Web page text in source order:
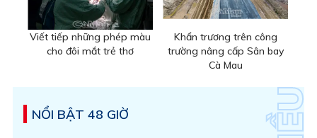
Viết tiếp những phép màu
cho đôi mắt trẻ thơ
Khẩn trương trên công
trường nâng cấp Sân bay
Cà Mau
NỔI BẬT 48 GIỜ